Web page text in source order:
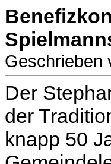
Geschrieben
Der
der
knapp 50